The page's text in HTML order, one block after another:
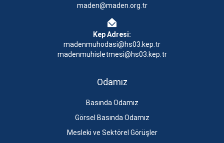
maden@maden.org.tr
Kep Adresi:
madenmuhodasi@hs03.kep.tr
madenmuhisletmesi@hs03.kep.tr
Odamız
Basında Odamız
Görsel Basında Odamız
Mesleki ve Sektörel Görüşler